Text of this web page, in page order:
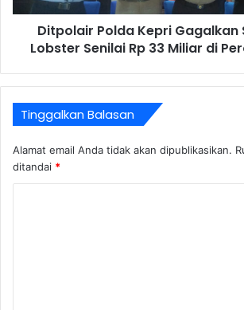
Ditpolair Polda Kepri Gagalkan
Lobster Senilai Rp 33 Miliar di
Tinggalkan Balasan
Alamat email Anda tidak akan dipublikasikan.
ditandai *